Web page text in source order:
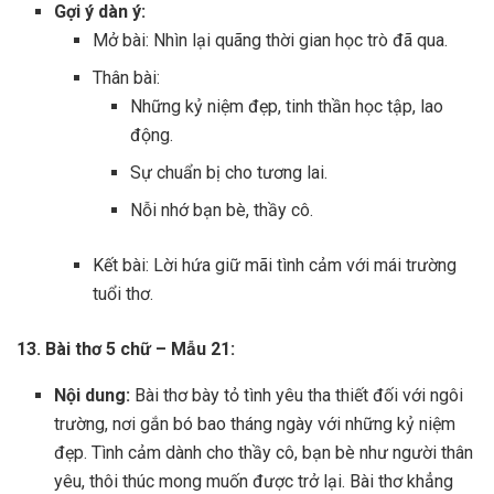
Gợi ý dàn ý:
Mở bài: Nhìn lại quãng thời gian học trò đã qua.
Thân bài:
Những kỷ niệm đẹp, tinh thần học tập, lao
động.
Sự chuẩn bị cho tương lai.
Nỗi nhớ bạn bè, thầy cô.
Kết bài: Lời hứa giữ mãi tình cảm với mái trường
tuổi thơ.
13. Bài thơ 5 chữ – Mẫu 21:
Nội dung: Bài thơ bày tỏ tình yêu tha thiết đối với ngôi
trường, nơi gắn bó bao tháng ngày với những kỷ niệm
đẹp. Tình cảm dành cho thầy cô, bạn bè như người thân
yêu, thôi thúc mong muốn được trở lại. Bài thơ khẳng